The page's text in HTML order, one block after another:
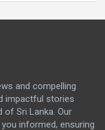
and compelling
impactful stories
Sri Lanka. Our
informed, ensuring